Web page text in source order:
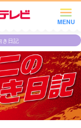
MENU
き日記